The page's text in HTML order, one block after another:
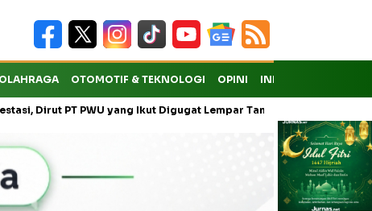
OLAHRAGA OTOMOTIF & TEKNOLOGI OPINI INDEKS
PT PWU yang Ikut Digugat Lempar Tanggung Jawab ke Anak Usaha